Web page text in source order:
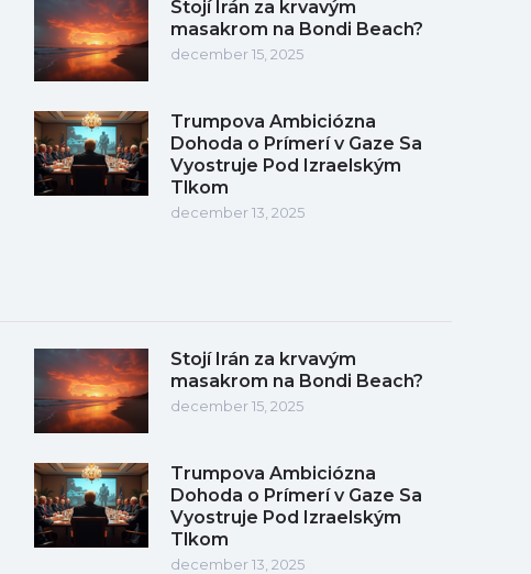
Stojí Irán za krvavým
masakrom na Bondi Beach?
december 15, 2025
Trumpova Ambiciózna
Dohoda o Prímerí v Gaze Sa
Vyostruje Pod Izraelským
Tlkom
december 13, 2025
Stojí Irán za krvavým
masakrom na Bondi Beach?
december 15, 2025
Trumpova Ambiciózna
Dohoda o Prímerí v Gaze Sa
Vyostruje Pod Izraelským
Tlkom
december 13, 2025